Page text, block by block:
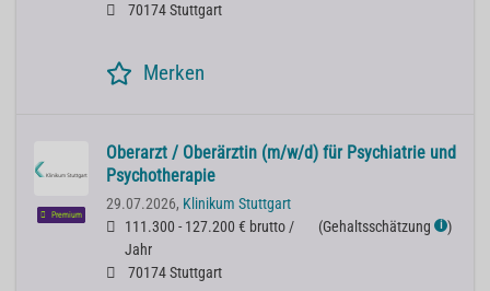
70174 Stuttgart
Merken
Premium
Oberarzt / Oberärztin (m/w/d) für Psychiatrie und
Psychotherapie
29.07.2026, Klinikum Stuttgart
111.300 - 127.200 € brutto /
Jahr
(Gehaltsschätzung ℹ )
70174 Stuttgart